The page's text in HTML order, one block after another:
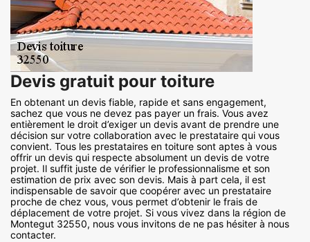
Devis gratuit pour toiture
En obtenant un devis fiable, rapide et sans engagement,
sachez que vous ne devez pas payer un frais. Vous avez
entièrement le droit d’exiger un devis avant de prendre une
décision sur votre collaboration avec le prestataire qui vous
convient. Tous les prestataires en toiture sont aptes à vous
offrir un devis qui respecte absolument un devis de votre
projet. Il suffit juste de vérifier le professionnalisme et son
estimation de prix avec son devis. Mais à part cela, il est
indispensable de savoir que coopérer avec un prestataire
proche de chez vous, vous permet d’obtenir le frais de
déplacement de votre projet. Si vous vivez dans la région de
Montegut 32550, nous vous invitons de ne pas hésiter à nous
contacter.